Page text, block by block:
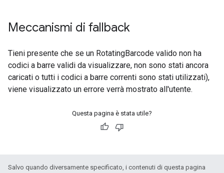
Meccanismi di fallback
Tieni presente che se un RotatingBarcode valido non ha
codici a barre validi da visualizzare, non sono stati ancora
caricati o tutti i codici a barre correnti sono stati utilizzati),
viene visualizzato un errore verrà mostrato all'utente.
Questa pagina è stata utile?
Salvo quando diversamente specificato, i contenuti di questa pagina